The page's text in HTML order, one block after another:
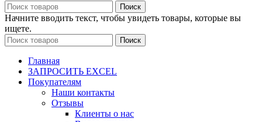
Cica
Mild
Foam
Cleanser
-
300
ml
Поиск
Начните вводить текст, чтобы увидеть товары, которые вы
ищете.
Поиск
Главная
ЗАПРОСИТЬ EXCEL
Покупателям
Наши контакты
Отзывы
Клиенты о нас